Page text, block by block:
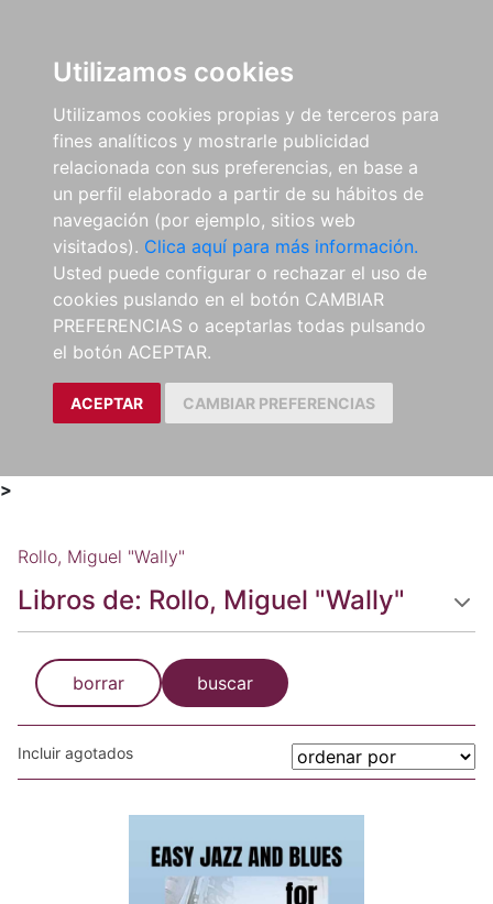
Utilizamos cookies
Utilizamos cookies propias y de terceros para
fines analíticos y mostrarle publicidad
relacionada con sus preferencias, en base a
un perfil elaborado a partir de su hábitos de
navegación (por ejemplo, sitios web
visitados). Clica aquí para más información.
Usted puede configurar o rechazar el uso de
cookies puslando en el botón CAMBIAR
PREFERENCIAS o aceptarlas todas pulsando
el botón ACEPTAR.
ACEPTAR CAMBIAR PREFERENCIAS
>
Rollo, Miguel "Wally"
Libros de: Rollo, Miguel "Wally"
borrar buscar
Incluir agotados